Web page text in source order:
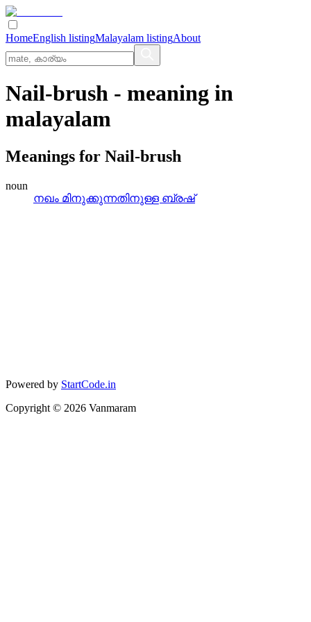
HomeEnglish listingMalayalam listingAbout
Nail-brush - meaning in
malayalam
Meanings for Nail-brush
noun
നഖം മിനുക്കുന്നതിനുള്ള ബ്രഷ്
Powered by StartCode.in
Copyright © 2026 Vanmaram